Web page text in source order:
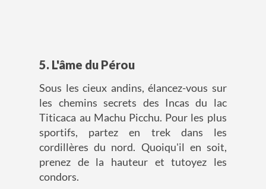
5. L'âme du Pérou
Sous les cieux andins, élancez-vous sur
les chemins secrets des Incas du lac
Titicaca au Machu Picchu. Pour les plus
sportifs, partez en trek dans les
cordillères du nord. Quoiqu'il en soit,
prenez de la hauteur et tutoyez les
condors.